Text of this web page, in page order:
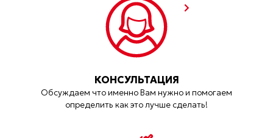
КОНСУЛЬТАЦИЯ
Обсуждаем что именно Вам нужно и помогаем
определить как это лучше сделать!